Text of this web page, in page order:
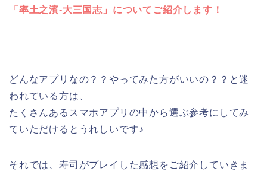
「率土之濱-大三国志」についてご紹介します！
どんなアプリなの？？やってみた方がいいの？？と迷
われている方は、
たくさんあるスマホアプリの中から選ぶ参考にしてみ
ていただけるとうれしいです♪
それでは、寿司がプレイした感想をご紹介していきま